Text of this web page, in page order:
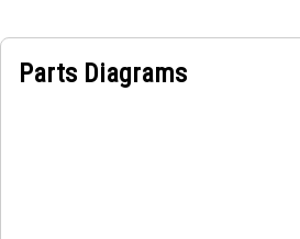
Parts Diagrams